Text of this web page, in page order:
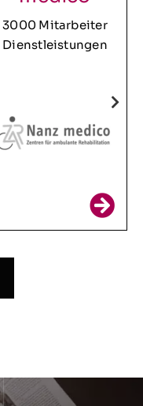
3000 Mitarbeiter
Dienstleistungen